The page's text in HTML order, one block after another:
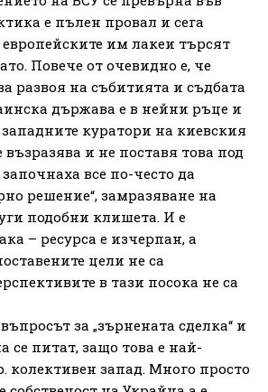
е пълен провал и сега
им лакеи търсят
Повече от очевидно е, че
развоя на събитията и съдбата
държава е в нейни ръце и
куратори на киевския
и не поставя това под
все по-често да
решение“, замразяване на
подобни клишета. И е
– ресурса е изчерпан, а
цели не са
в тази посока не са
за „зърнената сделка“ и
се питат, защо това е най-
колективен запад. Много просто